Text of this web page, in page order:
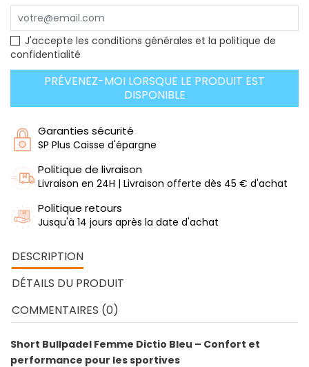
J'accepte les conditions générales et la politique de
confidentialité
PRÉVENEZ-MOI LORSQUE LE PRODUIT EST
DISPONIBLE
Garanties sécurité
SP Plus Caisse d'épargne
Politique de livraison
Livraison en 24H | Livraison offerte dès 45 € d'achat
Politique retours
Jusqu'à 14 jours après la date d'achat
DESCRIPTION
DÉTAILS DU PRODUIT
COMMENTAIRES (0)
Short Bullpadel Femme Dictio Bleu – Confort et
performance pour les sportives